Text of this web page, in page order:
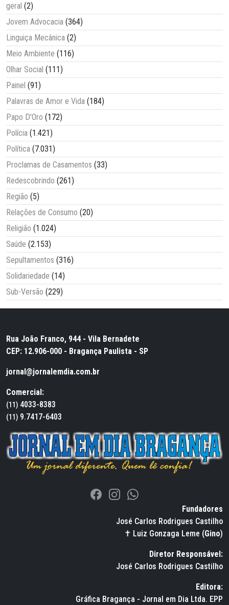
geral (2)
Jovem Advocacia (364)
Linguiça Mecânica (2)
Meio Ambiente (116)
Olhar Social (111)
Painel (91)
Palavras de Amor e Vida (184)
Papo D'Oro (172)
Polícia (1.421)
Política (7.031)
Proclamas de Casamentos (33)
Redescobrindo (261)
Região (5)
Relações de Consumo (20)
Religião (1.024)
Saúde (2.153)
Sepultamentos (316)
Solidariedade (14)
Sub-Versão (229)
Rua João Franco, 944 - Vila Bernadete
CEP: 12.906-000 - Bragança Paulista - SP
jornal@jornalemdia.com.br
Comercial:
(11) 4033-8383
(11) 9.7417-6403
Fundadores
José Carlos Rodrigues Castilho
✝ Luiz Gonzaga Leme (Gino)
Diretor Responsável:
José Carlos Rodrigues Castilho
Editora:
Gráfica Bragança - Jornal em Dia Ltda. EPP